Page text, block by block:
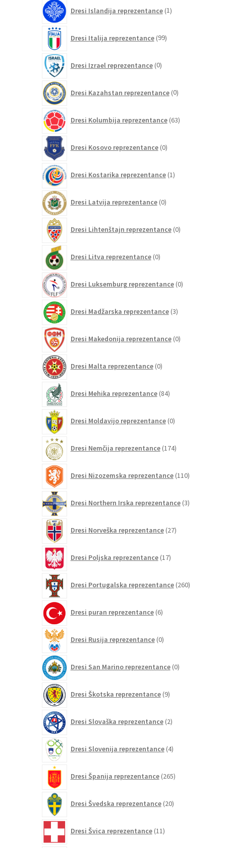
Dresi Islandija reprezentance 1izdelek
Dresi Italija reprezentance 99izdelkov
Dresi Izrael reprezentance 0izdelkov
Dresi Kazahstan reprezentance 0izdelkov
Dresi Kolumbija reprezentance 63izdelkov
Dresi Kosovo reprezentance 0izdelkov
Dresi Kostarika reprezentance 1izdelek
Dresi Latvija reprezentance 0izdelkov
Dresi Lihtenštajn reprezentance 0izdelkov
Dresi Litva reprezentance 0izdelkov
Dresi Luksemburg reprezentance 0izdelkov
Dresi Madžarska reprezentance 3izdelki
Dresi Makedonija reprezentance 0izdelkov
Dresi Malta reprezentance 0izdelkov
Dresi Mehika reprezentance 84izdelkov
Dresi Moldavijo reprezentance 0izdelkov
Dresi Nemčija reprezentance 174izdelkov
Dresi Nizozemska reprezentance 110izdelkov
Dresi Northern Irska reprezentance 3izdelki
Dresi Norveška reprezentance 27izdelkov
Dresi Poljska reprezentance 17izdelkov
Dresi Portugalska reprezentance 260izdelkov
Dresi puran reprezentance 6izdelkov
Dresi Rusija reprezentance 0izdelkov
Dresi San Marino reprezentance 0izdelkov
Dresi Škotska reprezentance 9izdelkov
Dresi Slovaška reprezentance 2izdelka
Dresi Slovenija reprezentance 4izdelki
Dresi Španija reprezentance 265izdelkov
Dresi Švedska reprezentance 20izdelkov
Dresi Švica reprezentance 11izdelkov